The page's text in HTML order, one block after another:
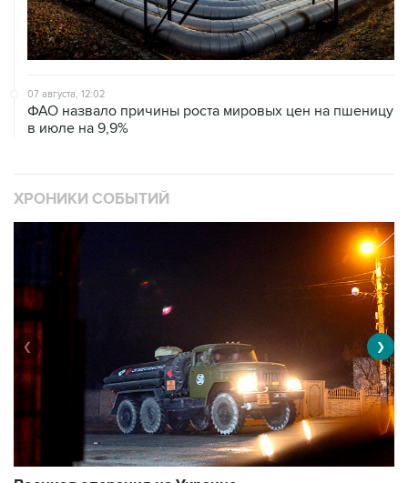
07 августа, 12:02
ФАО назвало причины роста мировых цен на пшеницу
в июле на 9,9%
ХРОНИКИ СОБЫТИЙ
❮ ❯